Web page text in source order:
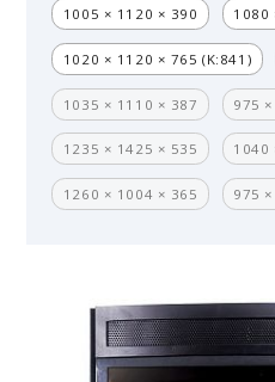
1005 × 1120 × 390 1080
1020 × 1120 × 765 (K:841)
1035 × 1110 × 387 975
1235 × 1425 × 535 1040
1260 × 1004 × 365 975